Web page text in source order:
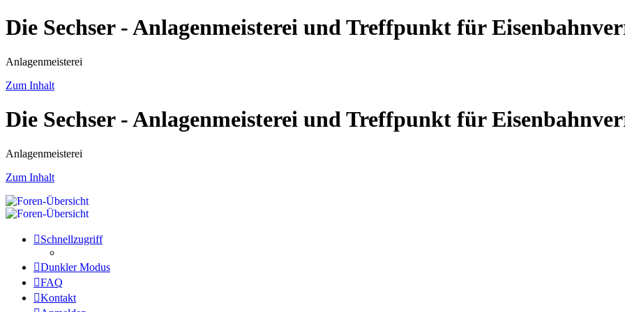
Die Sechser - Anlagenmeisterei und Treffpunkt für
Anlagenmeisterei
Zum Inhalt
Die Sechser - Anlagenmeisterei und Treffpunkt für
Anlagenmeisterei
Zum Inhalt
Schnellzugriff
Dunkler Modus
FAQ
Kontakt